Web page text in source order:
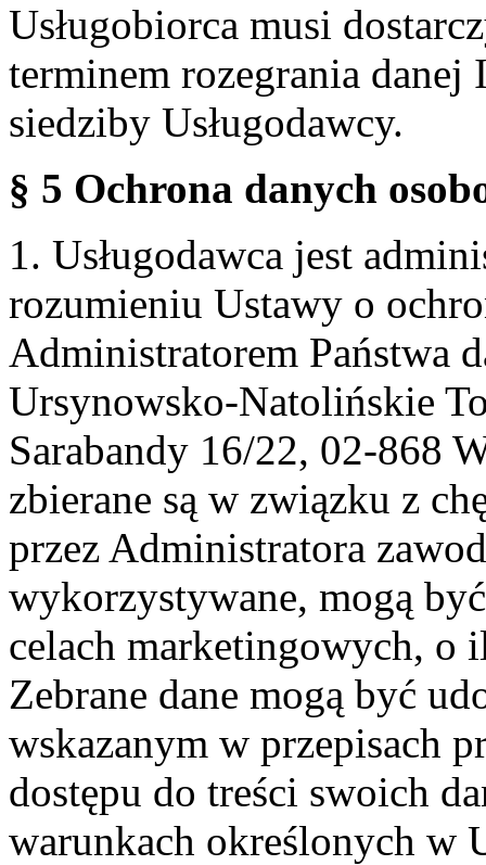
Usługobiorca musi
terminem rozegrania
siedziby Usługodawcy.
§ 5 Ochrona danych
1. Usługodawca jest
rozumieniu Ustawy o
Administratorem Państwa
Ursynowsko-Natolińskie
Sarabandy 16/22, 02-868
zbierane są w związku z
przez Administratora
wykorzystywane, mogą
celach marketingowych, o
Zebrane dane mogą być
wskazanym w przepisach
dostępu do treści swoich
warunkach określonych w